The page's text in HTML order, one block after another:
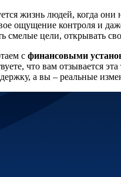
жизнь людей, когда
ощущение контроля и
цели, открывать
с финансовыми
что вам отзывается
а вы – реальные